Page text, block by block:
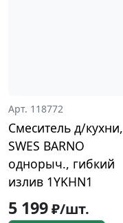
Арт. 118772
Смеситель д/кухни,
SWES BARNO
однорыч., гибкий
излив 1YKHN1
5 199₽/шт.